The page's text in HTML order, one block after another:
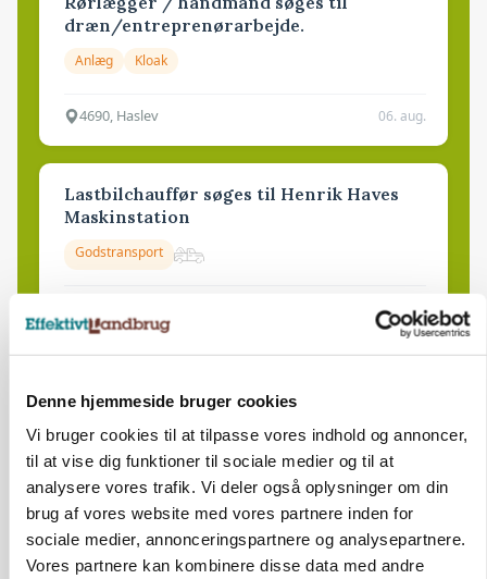
Denne hjemmeside bruger cookies
Vi bruger cookies til at tilpasse vores indhold og annoncer,
til at vise dig funktioner til sociale medier og til at
analysere vores trafik. Vi deler også oplysninger om din
brug af vores website med vores partnere inden for
sociale medier, annonceringspartnere og analysepartnere.
Vores partnere kan kombinere disse data med andre
dræn/entreprenørarbejde.
Anlæg Kloak
4690, Haslev 06. aug.
Lastbilchauffør søges til Henrik Haves
Maskinstation
Godstransport
03. aug.
9681, Ranum 03. aug.